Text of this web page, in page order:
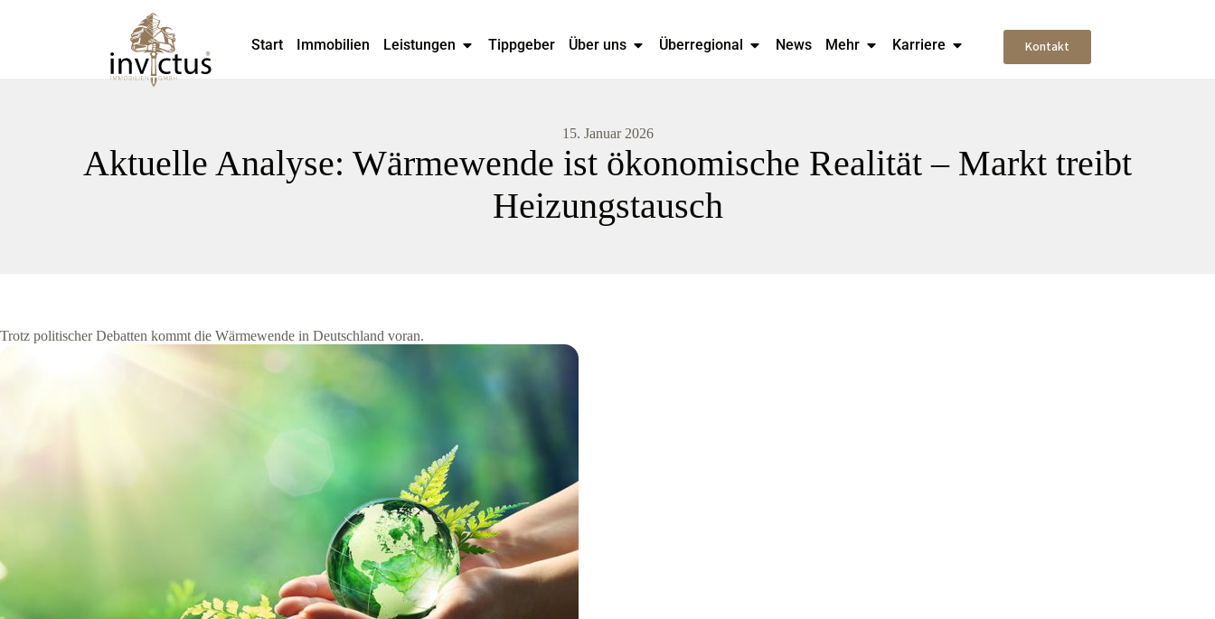
Start Immobilien Leistungen Tippgeber Über uns Überregional News Mehr Karriere Kontakt
15. Januar 2026
Aktuelle Analyse: Wärmewende ist ökonomische Realität – Markt treibt
Heizungstausch
Trotz politischer Debatten kommt die Wärmewende in Deutschland voran.